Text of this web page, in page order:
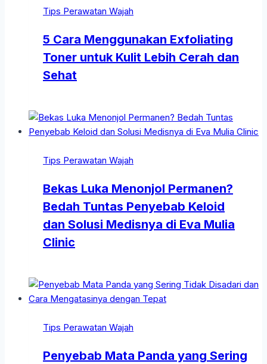
Tips Perawatan Wajah
5 Cara Menggunakan Exfoliating
Toner untuk Kulit Lebih Cerah dan
Sehat
Tips Perawatan Wajah
Bekas Luka Menonjol Permanen?
Bedah Tuntas Penyebab Keloid
dan Solusi Medisnya di Eva Mulia
Clinic
Tips Perawatan Wajah
Penyebab Mata Panda yang Sering